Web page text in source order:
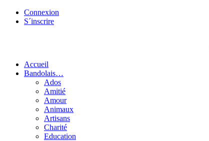
Connexion
S´inscrire
Accueil
Bandolais…
Ados
Amitié
Amour
Animaux
Artisans
Charité
Education